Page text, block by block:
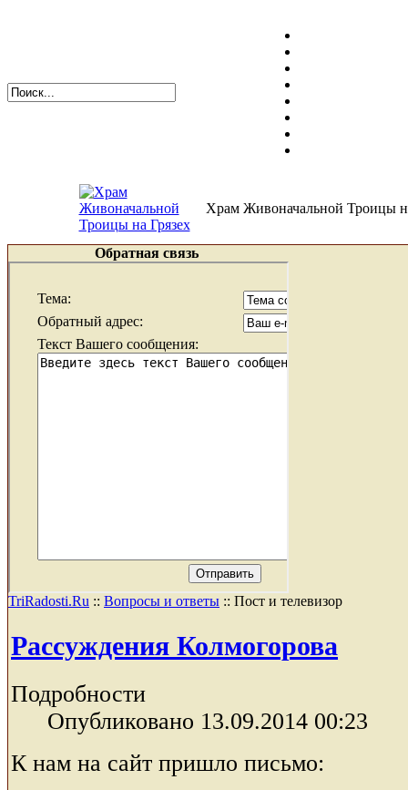
Храм Живоначальной Троицы
Обратная связь
TriRadosti.Ru :: Вопросы и ответы :: Пост и телевизор
Рассуждения Колмогорова
Подробности
Опубликовано 13.09.2014 00:23
К нам на сайт пришло письмо: